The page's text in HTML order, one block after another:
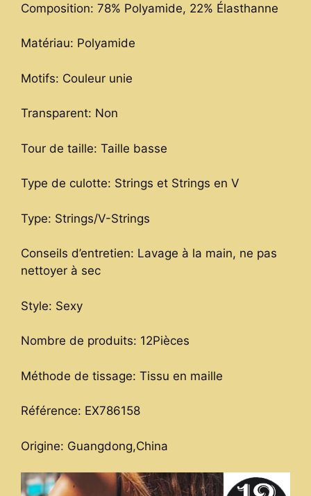
Composition: 78% Polyamide, 22% Élasthanne
Matériau: Polyamide
Motifs: Couleur unie
Transparent: Non
Tour de taille: Taille basse
Type de culotte: Strings et Strings en V
Type: Strings/V-Strings
Conseils d’entretien: Lavage à la main, ne pas
nettoyer à sec
Style: Sexy
Nombre de produits: 12Pièces
Méthode de tissage: Tissu en maille
Référence: EX786158
Origine: Guangdong,China